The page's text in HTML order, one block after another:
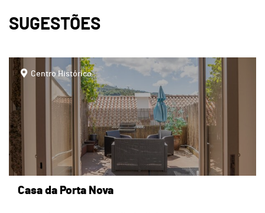
SUGESTÕES
page
Centro Histórico
Casa da Porta Nova